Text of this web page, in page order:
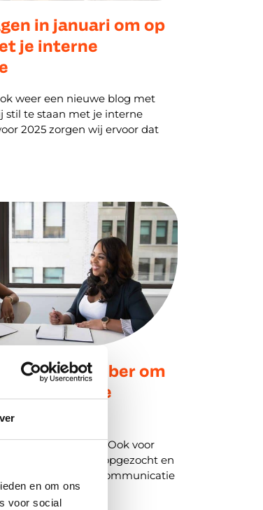
en om ons
voor social
in januari om op
je interne
weer een nieuwe blog met
stil te staan met je interne
2025 zorgen wij ervoor dat
in december om
in je interne
van de feestdagen. Ook voor
de beste dagen opgezocht en
blijft jouw interne communicatie